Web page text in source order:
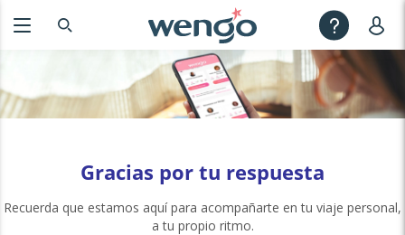
Gracias por tu respuesta
Recuerda que estamos aquí para acompañarte en tu viaje personal,
a tu propio ritmo.